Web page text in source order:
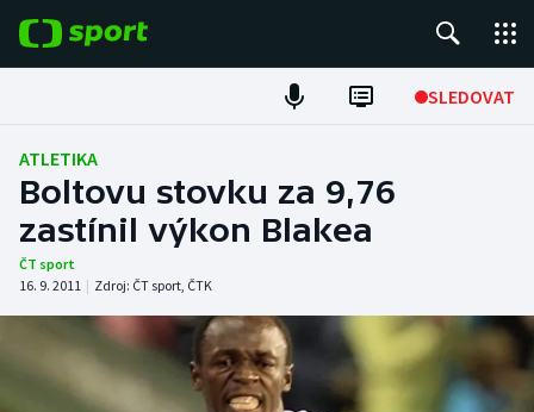
SLEDOVAT
Fotbal
Hokej
Tenis
Atletika
Cyklistika
ATLETIKA
Boltovu stovku za 9,76
zastínil výkon Blakea
ČT sport
16. 9. 2011 | Zdroj: ČT sport, ČTK